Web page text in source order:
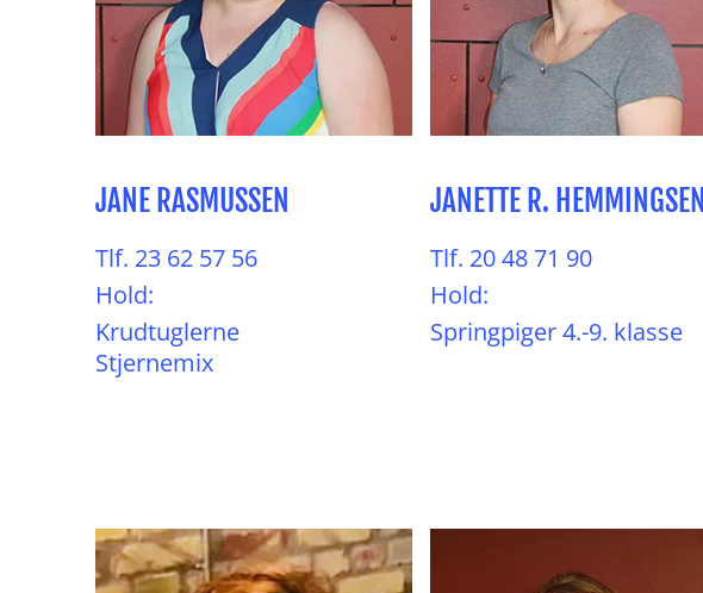
JANE RASMUSSEN
Tlf. 23 62 57 56
Hold:
Krudtuglerne
Stjernemix
JANETTE R. HEMMINGSEN
Tlf. 20 48 71 90
Hold:
Springpiger 4.-9. klasse